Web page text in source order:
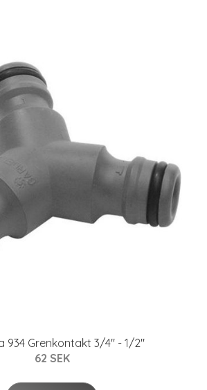
934 Grenkontakt 3/4" - 1/2"
62 SEK